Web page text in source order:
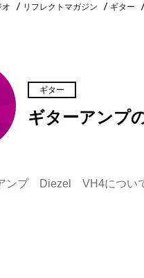
オ リフレクトマガジン ギター
ギター
ギターアンプ
ンプ Diezel VH4について